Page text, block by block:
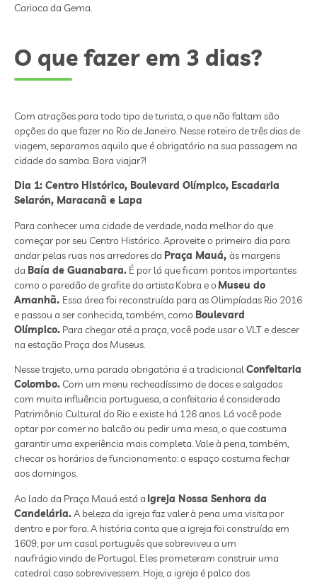
Carioca da Gema.
O que fazer em 3 dias?
Com atrações para todo tipo de turista, o que não faltam são
opções do que fazer no Rio de Janeiro. Nesse roteiro de três dias de
viagem, separamos aquilo que é obrigatório na sua passagem na
cidade do samba. Bora viajar?!
Dia 1: Centro Histórico, Boulevard Olímpico, Escadaria
Selarón, Maracanã e Lapa
Para conhecer uma cidade de verdade, nada melhor do que
começar por seu Centro Histórico. Aproveite o primeiro dia para
andar pelas ruas nos arredores da Praça Mauá, às margens
da Baía de Guanabara. É por lá que ficam pontos importantes
como o paredão de grafite do artista Kobra e oMuseu do
Amanhã. Essa área foi reconstruída para as Olimpíadas Rio 2016
e passou a ser conhecida, também, como Boulevard
Olímpico. Para chegar até a praça, você pode usar o VLT e descer
na estação Praça dos Museus.
Nesse trajeto, uma parada obrigatória é a tradicionalConfeitaria
Colombo.Com um menu recheadíssimo de doces e salgados
com muita influência portuguesa, a confeitaria é considerada
Patrimônio Cultural do Rio e existe há 126 anos. Lá você pode
optar por comer no balcão ou pedir uma mesa, o que costuma
garantir uma experiência mais completa. Vale à pena, também,
checar os horários de funcionamento: o espaço costuma fechar
aos domingos.
Ao lado da Praça Mauá está a Igreja Nossa Senhora da
Candelária.A beleza da igreja faz valer à pena uma visita por
dentro e por fora. A história conta que a igreja foi construída em
1609, por um casal português que sobreviveu a um
naufrágio vindo de Portugal. Eles prometeram construir uma
catedral caso sobrevivessem. Hoje, a igreja é palco dos